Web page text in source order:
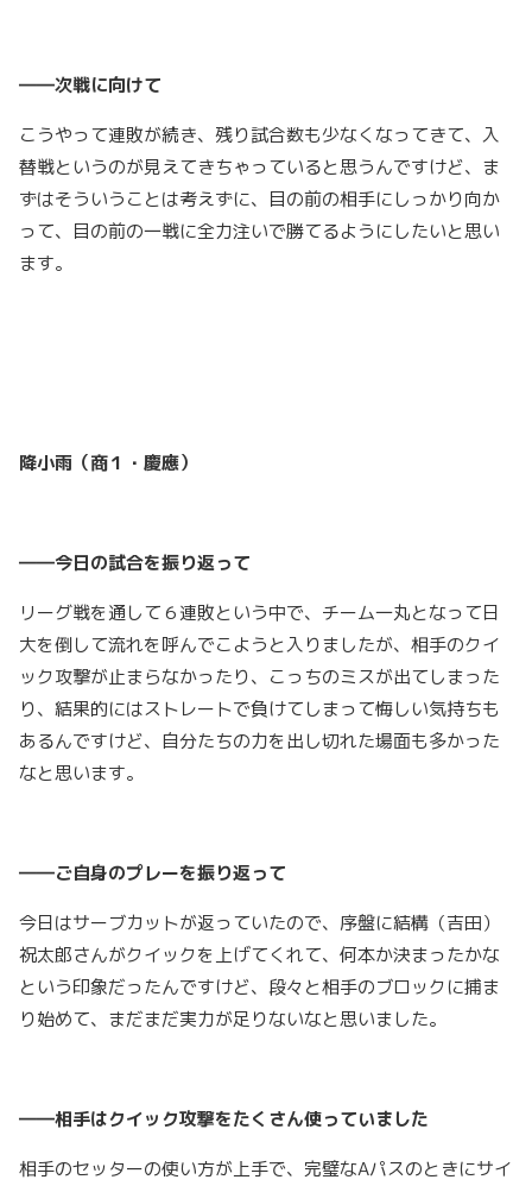
――次戦に向けて
こうやって連敗が続き、残り試合数も少なくなってきて、入
替戦というのが見えてきちゃっていると思うんですけど、ま
ずはそういうことは考えずに、目の前の相手にしっかり向か
って、目の前の一戦に全力注いで勝てるようにしたいと思い
ます。
降小雨（商１・慶應）
――今日の試合を振り返って
リーグ戦を通して６連敗という中で、チーム一丸となって日
大を倒して流れを呼んでこようと入りましたが、相手のクイ
ック攻撃が止まらなかったり、こっちのミスが出てしまった
り、結果的にはストレートで負けてしまって悔しい気持ちも
あるんですけど、自分たちの力を出し切れた場面も多かった
なと思います。
――ご自身のプレーを振り返って
今日はサーブカットが返っていたので、序盤に結構（吉田）
祝太郎さんがクイックを上げてくれて、何本か決まったかな
という印象だったんですけど、段々と相手のブロックに捕ま
り始めて、まだまだ実力が足りないなと思いました。
――相手はクイック攻撃をたくさん使っていました
相手のセッターの使い方が上手で、完璧なAパスのときにサイ